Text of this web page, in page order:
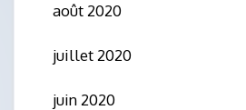
août 2020
juillet 2020
juin 2020